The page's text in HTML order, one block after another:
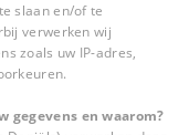
Fijnspar
abies 'Pendula Major'
slaan en/of te
verwerken wij
zoals uw IP-adres,
gegevens en waarom?